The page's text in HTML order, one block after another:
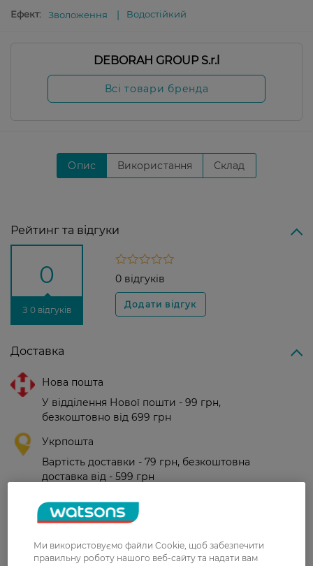
Ефект:
Зволоження Водостійкий
DEBORAH GROUP S.r.l
Всі товари бренда
Опис Використання Склад
Рейтинг та відгуки
0
З 0 відгуків
0 відгуків
Доставка
Нова пошта
У відділення Нової пошти - 99 грн,
безкоштовно від 699 грн
Укрпошта
Вартість доставки - 79 грн, безкоштовна
доставка від - 599 грн
Забрати сьогодні в магазині Watsons
Вартість доставки - 0 грн
Показати більше
Ми використовуємо файли Cookie, щоб забезпечити
правильну роботу нашого веб-сайту та надати вам